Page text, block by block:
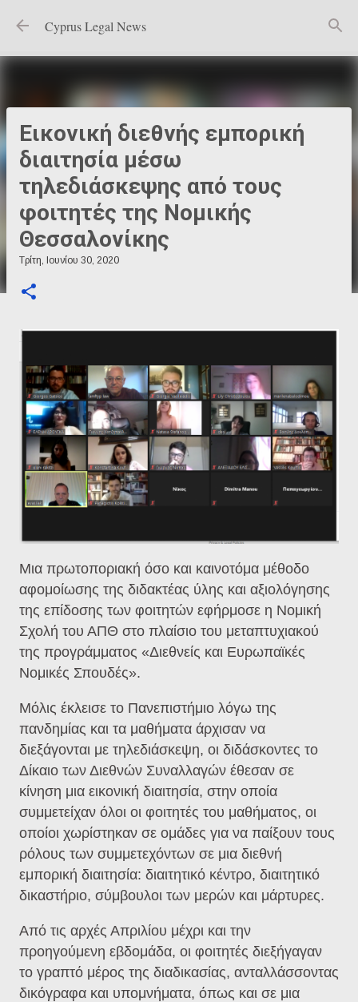
Μετάβαση στο κύριο περιεχόμενο
Cyprus Legal News
Εικονική διεθνής εμπορική
διαιτησία μέσω
τηλεδιάσκεψης από τους
φοιτητές της Νομικής
Θεσσαλονίκης
Τρίτη, Ιουνίου 30, 2020
Μια πρωτοποριακή όσο και καινοτόμα μέθοδο
αφομοίωσης της διδακτέας ύλης και αξιολόγησης
της επίδοσης των φοιτητών εφήρμοσε η Νομική
Σχολή του ΑΠΘ στο πλαίσιο του μεταπτυχιακού
της προγράμματος «Διεθνείς και Ευρωπαϊκές
Νομικές Σπουδές».
Μόλις έκλεισε το Πανεπιστήμιο λόγω της
πανδημίας και τα μαθήματα άρχισαν να
διεξάγονται με τηλεδιάσκεψη, οι διδάσκοντες το
Δίκαιο των Διεθνών Συναλλαγών έθεσαν σε
κίνηση μια εικονική διαιτησία, στην οποία
συμμετείχαν όλοι οι φοιτητές του μαθήματος, οι
οποίοι χωρίστηκαν σε ομάδες για να παίξουν τους
ρόλους των συμμετεχόντων σε μια διεθνή
εμπορική διαιτησία: διαιτητικό κέντρο, διαιτητικό
δικαστήριο, σύμβουλοι των μερών και μάρτυρες.
Από τις αρχές Απριλίου μέχρι και την
προηγούμενη εβδομάδα, οι φοιτητές διεξήγαγαν
το γραπτό μέρος της διαδικασίας, ανταλλάσσοντας
δικόγραφα και υπομνήματα, όπως και σε μια